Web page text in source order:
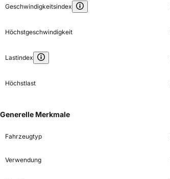
Geschwindigkeitsindex
Höchstgeschwindigkeit
Lastindex
Höchstlast
Generelle Merkmale
Fahrzeugtyp
Verwendung